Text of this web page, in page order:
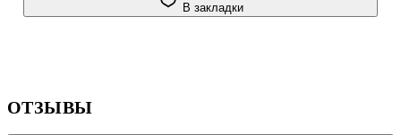
В закладки
ОТЗЫВЫ